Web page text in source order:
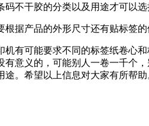
不干胶的分类以及用途才可以选
据产品的外形尺寸还有贴标签的
有可能要求不同的标签纸卷心
意义的，可能别人一卷一千个
。希望以上信息对大家有所帮助